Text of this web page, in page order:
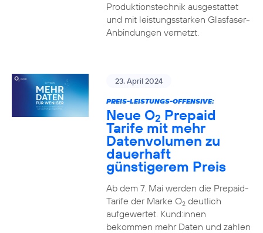
Produktionstechnik ausgestattet
und mit leistungsstarken Glasfaser-
Anbindungen vernetzt.
23. April 2024
PREIS-LEISTUNGS-OFFENSIVE:
Neue O2 Prepaid
Tarife mit mehr
Datenvolumen zu
dauerhaft
günstigerem Preis
Ab dem 7. Mai werden die Prepaid-
Tarife der Marke O2deutlich
aufgewertet. Kund:innen
bekommen mehr Daten und zahlen